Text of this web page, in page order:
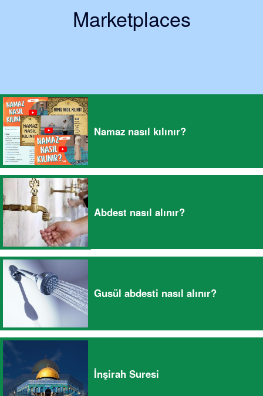
Marketplaces
Namaz nasıl kılınır?
Abdest nasıl alınır?
Gusül abdesti nasıl alınır?
İnşirah Suresi